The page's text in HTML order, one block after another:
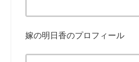
嫁の明日香のプロフィール